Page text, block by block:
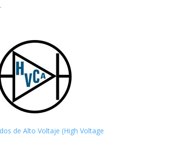
de Alto Voltaje (High Voltage